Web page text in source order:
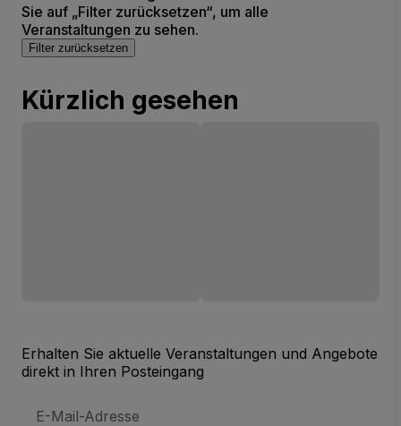
Sie auf „Filter zurücksetzen“, um alle
Veranstaltungen zu sehen.
Filter zurücksetzen
Kürzlich gesehen
Erhalten Sie aktuelle Veranstaltungen und Angebote
direkt in Ihren Posteingang
Mail-